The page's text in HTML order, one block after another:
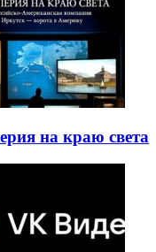
на краю света